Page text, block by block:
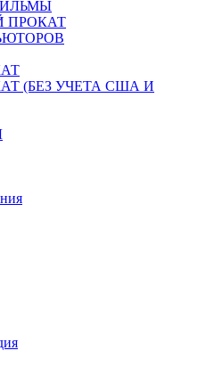
ПРОКАТ
(БЕЗ УЧЕТА США И